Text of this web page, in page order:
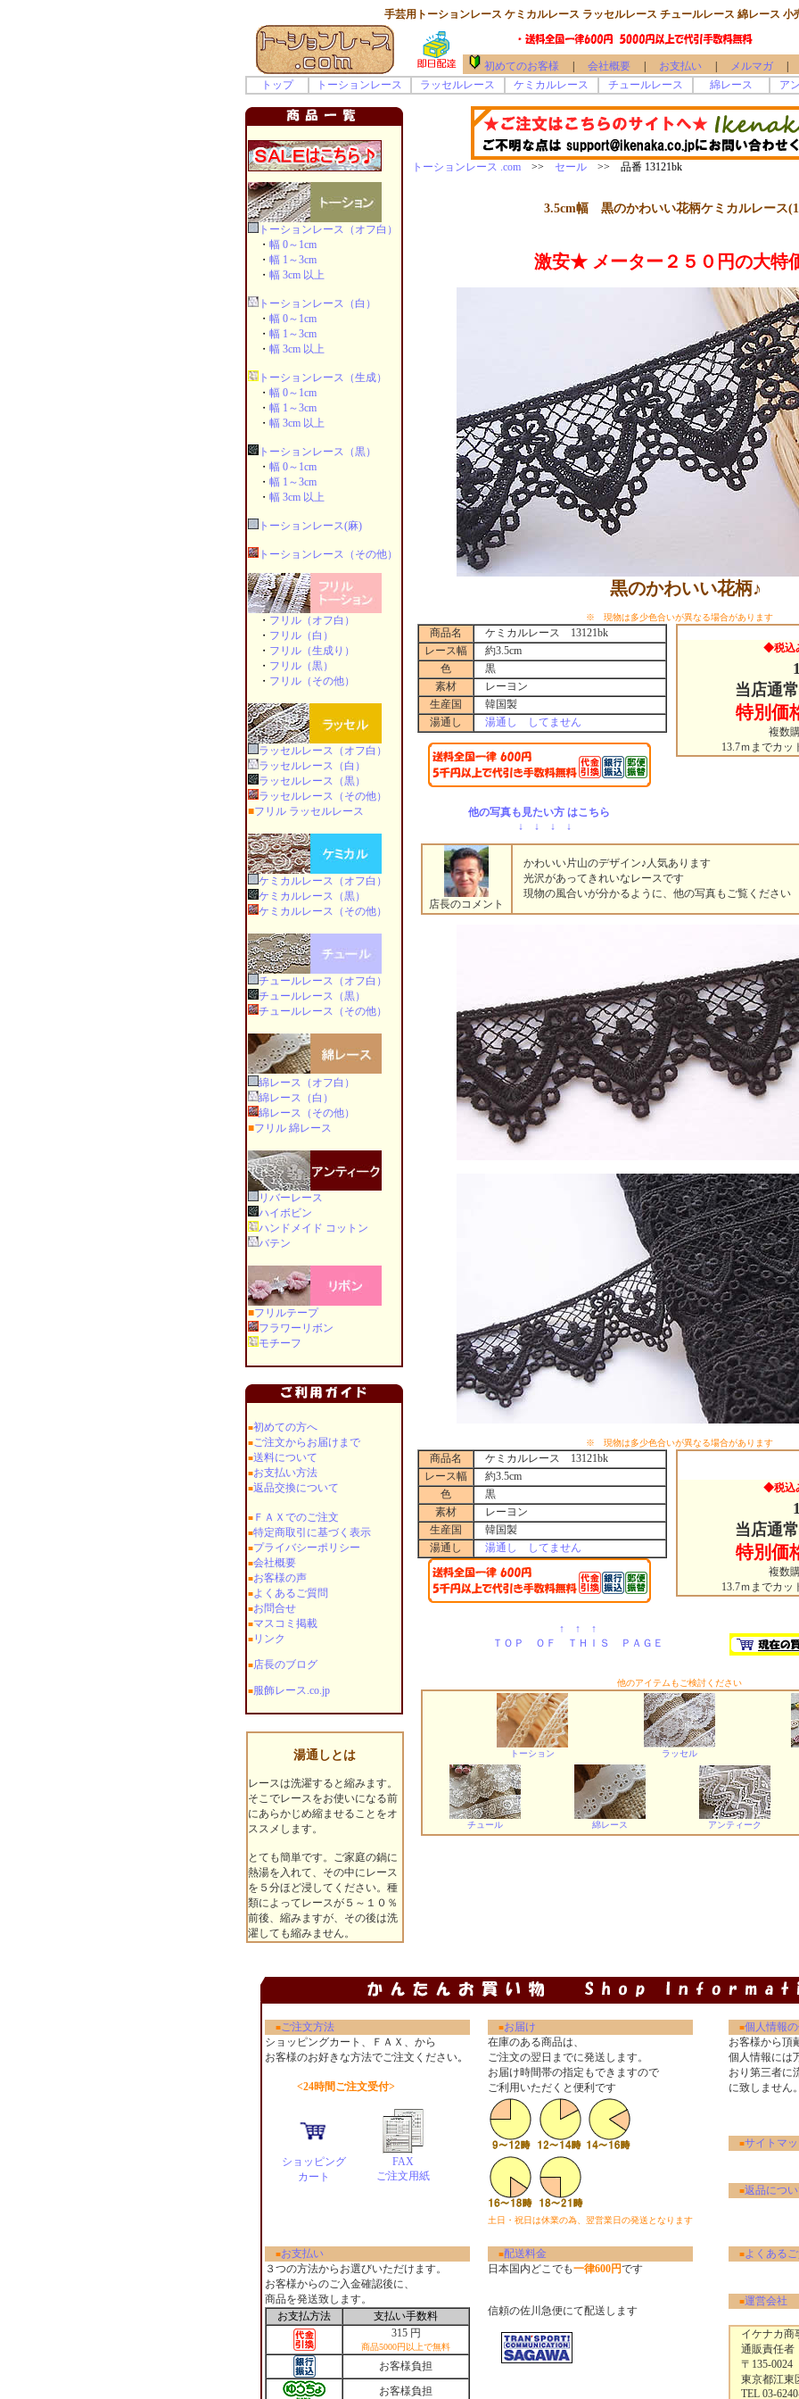
手芸用トーションレース ケミカルレース ラッセルレース チュールレース 綿レース 小
初めてのお客様 会社概要| お支払い| メルマガ|
トップ
トーションレース ラッセルレース ケミカルレース チュールレース 綿レース ア
トーションレース（オフ白）
・ 幅 0～1cm
・ 幅 1～3cm
・ 幅 3cm 以上
トーションレース（白）
・ 幅 0～1cm
・ 幅 1～3cm
・ 幅 3cm 以上
トーションレース（生成）
・ 幅 0～1cm
・ 幅 1～3cm
・ 幅 3cm 以上
トーションレース（黒）
・ 幅 0～1cm
・ 幅 1～3cm
・ 幅 3cm 以上
トーションレース(麻)
トーションレース（その他）
・ フリル（オフ白）
・ フリル（白）
・ フリル（生成り）
・ フリル（黒）
・ フリル（その他）
ラッセルレース（オフ白）
ラッセルレース（白）
ラッセルレース（黒）
ラッセルレース（その他）
■フリル ラッセルレース
ケミカルレース（オフ白）
ケミカルレース（黒）
ケミカルレース（その他）
チュールレース（オフ白）
チュールレース（黒）
チュールレース（その他）
綿レース（オフ白）
綿レース（白）
綿レース（その他）
■フリル 綿レース
リバーレース
ハイボビン
ハンドメイド コットン
バテン
■フリルテープ
フラワーリボン
モチーフ
■初めての方へ
■ご注文からお届けまで
■送料について
■お支払い方法
■返品交換について
■ＦＡＸでのご注文
■特定商取引に基づく表示
■プライバシーポリシー
■会社概要
■お客様の声
■よくあるご質問
■お問合せ
■マスコミ掲載
■リンク
■店長のブログ
■服飾レース.co.jp
湯通しとは
レースは洗濯すると縮みます。
そこでレースをお使いになる前
にあらかじめ縮ませることをオ
ススメします。
とても簡単です。ご家庭の鍋に
熱湯を入れて、その中にレース
を５分ほど浸してください。種
類によってレースが５～１０％
前後、縮みますが、その後は洗
濯しても縮みません。
トーションレース .com>> セール>> 品番 13121bk
3.5cm幅 黒のかわいい花柄ケミカルレース
激安★ メーター２５０円の大特
黒のかわいい花柄♪
※ 現物は多少色合いが異なる場合があります
商品名
ケミカルレース 13121bk
レース幅
約3.5cm
色
黒
素材
レーヨン
生産国
韓国製
湯通し
湯通し してません
◆税込
当店通
特別
複数
13.7ｍまでカッ
他の写真も見たい方 はこちら
↓ ↓ ↓ ↓
店長のコメント
かわいい片山のデザイン♪人気あります
光沢があってきれいなレースです
現物の風合いが分かるように、他の写真もご覧くださ
※ 現物は多少色合いが異なる場合があります
商品名
ケミカルレース 13121bk
レース幅
約3.5cm
色
黒
素材
レーヨン
生産国
韓国製
湯通し
湯通し してません
◆税込
当店通
特別
複数
13.7ｍまでカッ
↑ ↑ ↑
ＴＯＰ ＯＦ ＴＨＩＳ ＰＡＧＥ
他のアイテムもご検討ください
トーション ラッセル
チュール 綿レース アンティーク
■ご注文方法 ■お届け ■個人情報
ショッピングカート、ＦＡＸ、から
お客様のお好きな方法でご注文ください。
<24時間ご注文受付>
ショッピング
カート
FAX
ご注文用紙
在庫のある商品は、
ご注文の翌日までに発送します。
お届け時間帯の指定もできますので
ご利用いただくと便利です
土日・祝日は休業の為、翌営業日の発送となります
お客様から頂
個人情報には
おり第三者に
に致しません
■サイトマ
■返品につ
■お支払い
３つの方法からお選びいただけます。
お客様からのご入金確認後に、
商品を発送致します。
お支払方法
支払い手数料
315 円
商品5000円以上で無料
お客様負担
お客様負担
■配送料金
日本国内どこでも一律600円です
信頼の佐川急便にて配送します
■よくある
■運営会社
イケナカ商
通販責任
〒135-0024
東京都江東
TEL 03-